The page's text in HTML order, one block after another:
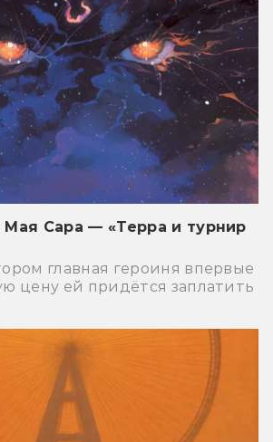
Мая Сара — «Терра и турнир
главная героиня впервые
цену ей придётся заплатить